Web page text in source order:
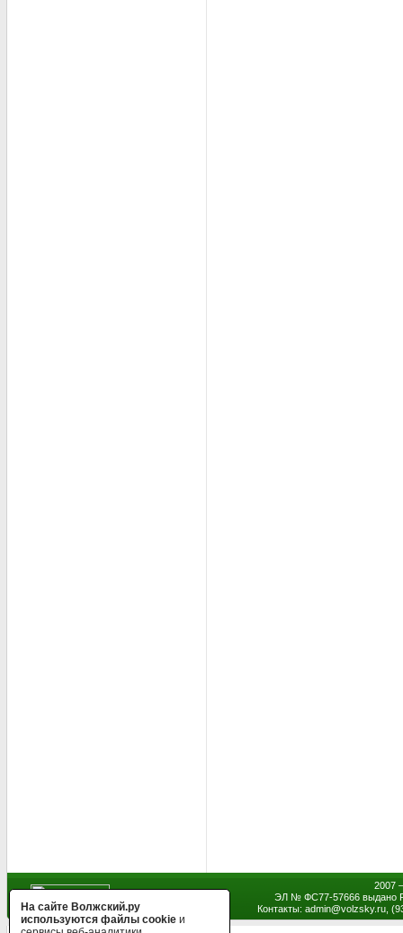
2007
ЭЛ № ФС77-57666 выдано
Контакты: admin@volzsky.ru,
На сайте Волжский.ру
используются файлы cookie и